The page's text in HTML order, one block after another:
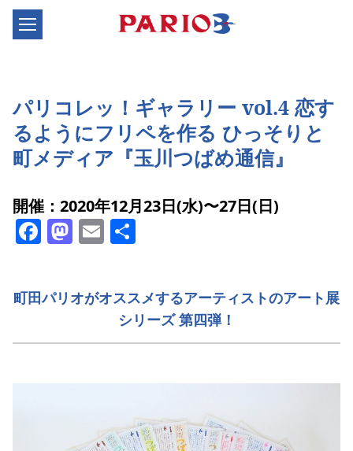
パリコレッ！ギャラリー vol.4 恋す
るようにフリペを作る ひっそりと
町メディア『玉川つばめ通信』
開催：2020年12月23日(水)〜27日(日)
Facebook
Mastodon
Email
町田パリオがオススメするアーティストのアート展
シリーズ 第四弾！